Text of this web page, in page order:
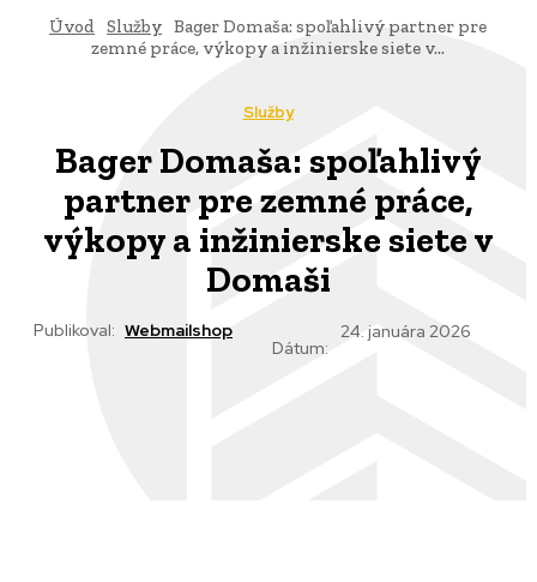
Úvod Služby Bager Domaša: spoľahlivý partner pre
zemné práce, výkopy a inžinierske siete v...
Služby
Bager Domaša: spoľahlivý
partner pre zemné práce,
výkopy a inžinierske siete v
Domaši
Publikoval: Webmailshop
Dátum:
24. januára 2026